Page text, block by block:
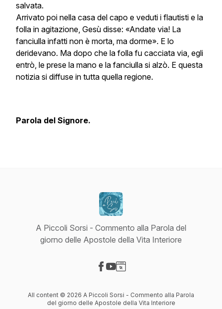
salvata.
Arrivato poi nella casa del capo e veduti i flautisti e la
folla in agitazione, Gesù disse: «Andate via! La
fanciulla infatti non è morta, ma dorme». E lo
deridevano. Ma dopo che la folla fu cacciata via, egli
entrò, le prese la mano e la fanciulla si alzò. E questa
notizia si diffuse in tutta quella regione.
Parola del Signore.
A Piccoli Sorsi - Commento alla Parola del
giorno delle Apostole della Vita Interiore
All content © 2026 A Piccoli Sorsi - Commento alla Parola
del giorno delle Apostole della Vita Interiore